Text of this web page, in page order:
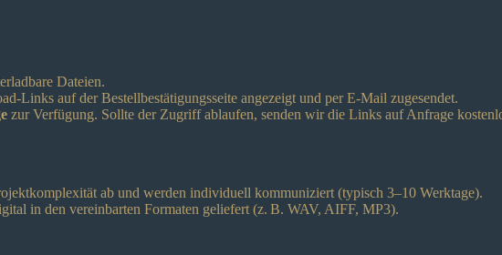
Dateien.
Links auf der Bestellbestätigungsseite angezeigt und per E-Mail zugesendet.
zur Verfügung. Sollte der Zugriff ablaufen, senden wir die Links auf Anfrage
ab und werden individuell kommuniziert (typisch 3–10 Werktage).
in den vereinbarten Formaten geliefert (z. B. WAV, AIFF, MP3).